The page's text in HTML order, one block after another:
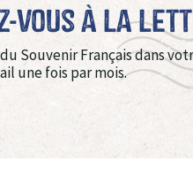
vous à La
Souvenir Français dans
une fois par mois.